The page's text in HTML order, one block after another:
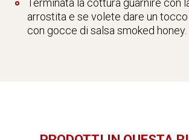
Terminata la cottura guarnire con
arrostita e se volete dare un
con gocce di salsa smoked honey.